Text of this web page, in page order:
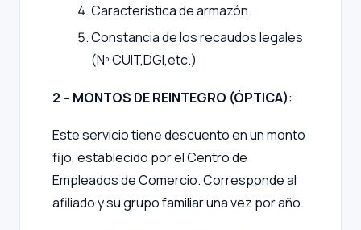
Característica de armazón.
Constancia de los recaudos legales
(Nº CUIT,DGI,etc.)
2 – MONTOS DE REINTEGRO (ÓPTICA):
Este servicio tiene descuento en un monto
fijo, establecido por el Centro de
Empleados de Comercio. Corresponde al
afiliado y su grupo familiar una vez por año.